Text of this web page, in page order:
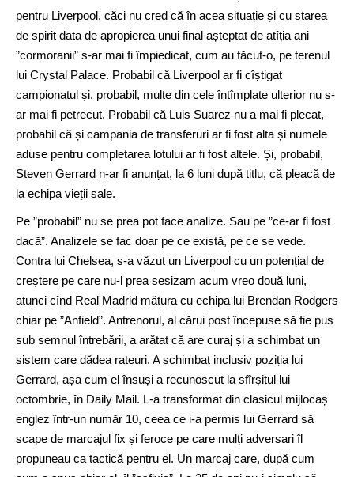
pentru Liverpool, căci nu cred că în acea situație și cu starea
de spirit data de apropierea unui final așteptat de atîția ani
”cormoranii” s-ar mai fi împiedicat, cum au făcut-o, pe terenul
lui Crystal Palace. Probabil că Liverpool ar fi cîștigat
campionatul și, probabil, multe din cele întîmplate ulterior nu s-
ar mai fi petrecut. Probabil că Luis Suarez nu a mai fi plecat,
probabil că și campania de transferuri ar fi fost alta și numele
aduse pentru completarea lotului ar fi fost altele. Și, probabil,
Steven Gerrard n-ar fi anunțat, la 6 luni după titlu, că pleacă de
la echipa vieții sale.
Pe ”probabil” nu se prea pot face analize. Sau pe ”ce-ar fi fost
dacă”. Analizele se fac doar pe ce există, pe ce se vede.
Contra lui Chelsea, s-a văzut un Liverpool cu un potențial de
creștere pe care nu-l prea sesizam acum vreo două luni,
atunci cînd Real Madrid mătura cu echipa lui Brendan Rodgers
chiar pe ”Anfield”. Antrenorul, al cărui post începuse să fie pus
sub semnul întrebării, a arătat că are curaj și a schimbat un
sistem care dădea rateuri. A schimbat inclusiv poziția lui
Gerrard, așa cum el însuși a recunoscut la sfîrșitul lui
octombrie, în Daily Mail. L-a transformat din clasicul mijlocaș
englez într-un număr 10, ceea ce i-a permis lui Gerrard să
scape de marcajul fix și feroce pe care mulți adversari îl
propuneau ca tactică pentru el. Un marcaj care, după cum